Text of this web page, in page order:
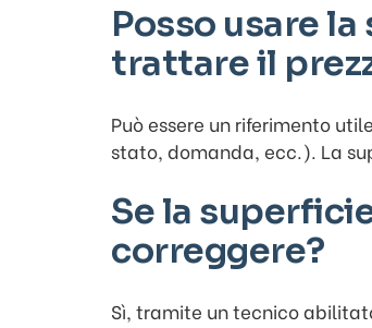
Posso usare
trattare il
Può essere un riferimento
stato, domanda, ecc.). La
Se la
correggere?
Sì, tramite un tecnico